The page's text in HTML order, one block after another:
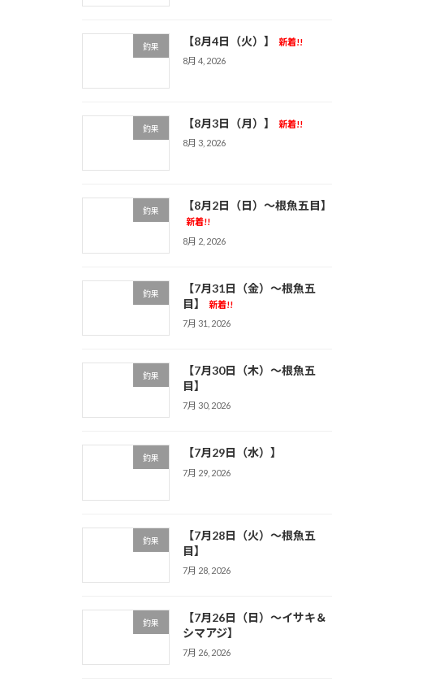
釣果 【8月4日（火）】
新着!!
8月 4, 2026
釣果 【8月3日（月）】
新着!!
8月 3, 2026
釣果 【8月2日（日）～根魚五目】
新着!!
8月 2, 2026
釣果
【7月31日（金）～根魚五
目】
新着!!
7月 31, 2026
釣果
【7月30日（木）～根魚五
目】
7月 30, 2026
釣果 【7月29日（水）】
7月 29, 2026
釣果
【7月28日（火）～根魚五
目】
7月 28, 2026
釣果
【7月26日（日）～イサキ＆
シマアジ】
7月 26, 2026